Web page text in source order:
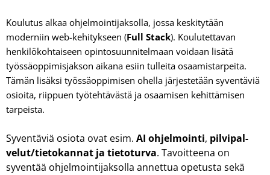
Koulutus alkaa ohjelmointijaksolla, jossa keskitytään
moderniin web-kehitykseen (Full Stack). Koulutettavan
henkilökohtaiseen opintosuunnitelmaan voidaan lisätä
työssäoppimisjakson aikana esiin tulleita osaamistarpeita.
Tämän lisäksi työssäoppimisen ohella järjestetään syventäviä
osioita, riippuen työtehtävästä ja osaamisen kehittämisen
tarpeista.
Syventäviä osiota ovat esim. AI ohjelmointi, pilvipal­
velut/tietokannat ja tietoturva. Tavoitteena on
syventää ohjelmointijak­solla annettua opetusta sekä